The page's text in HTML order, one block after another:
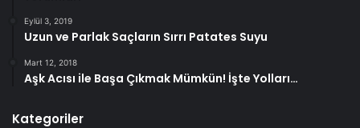
Eylül 3, 2019
Uzun ve Parlak Saçların Sırrı Patates Suyu
Mart 12, 2018
Aşk Acısı ile Başa Çıkmak Mümkün! İşte Yolları…
Kategoriler